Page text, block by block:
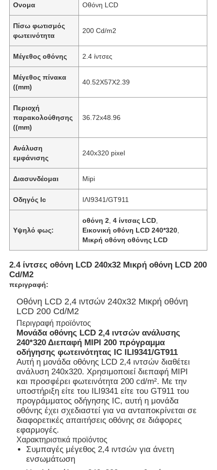
Αρχική
Προϊόντα
Βίντεο
Ονομα Οθόνη LCD
Πίσω φωτισμός
φωτεινότητα
200 Cd/m2
Μέγεθος οθόνης 2.4 ίντσες
Μέγεθος πίνακα
((mm)
40.52X57X2.39
Περιοχή
παρακολούθησης
((mm)
36.72x48.96
Ανάλυση
εμφάνισης
240x320 pixel
Διασυνδέομαι Mipi
Οδηγός Ic ΙΛΙ9341/GT911
Υψηλό φως:
οθόνη 2 ,4 ίντσας LCD
Εικονική οθόνη LCD 240*320
Μικρή οθόνη οθόνης LCD
2.4 ίντσες οθόνη LCD 240x32 Μικρή οθόνη LCD 200
Cd/M2
περιγραφή:
Οθόνη LCD 2,4 ιντσών 240x32 Μικρή οθόνη
LCD 200 Cd/M2
Περιγραφή προϊόντος
Μονάδα οθόνης LCD 2,4 ιντσών ανάλυσης
240*320 Διεπαφή MIPI 200 πρόγραμμα
οδήγησης φωτεινότητας IC ILI9341/GT911
Αυτή η μονάδα οθόνης LCD 2,4 ιντσών διαθέτει
ανάλυση 240x320. Χρησιμοποιεί διεπαφή MIPI
και προσφέρει φωτεινότητα 200 cd/m². Με την
υποστήριξη είτε του ILI9341 είτε του GT911 του
προγράμματος οδήγησης IC, αυτή η μονάδα
οθόνης έχει σχεδιαστεί για να ανταποκρίνεται σε
διαφορετικές απαιτήσεις οθόνης σε διάφορες
εφαρμογές.
Χαρακτηριστικά προϊόντος
Συμπαγές μέγεθος 2,4 ιντσών για άνετη
ενσωμάτωση